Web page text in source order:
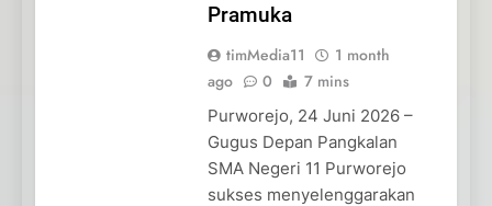
Pramuka
timMedia11
1 month
ago
0 7 mins
Purworejo, 24 Juni 2026 –
Gugus Depan Pangkalan
SMA Negeri 11 Purworejo
sukses menyelenggarakan